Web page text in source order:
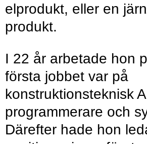
elprodukt, eller en
produkt.
I 22 år arbetade hon
första jobbet var på
konstruktionsteknisk
programmerare och
Därefter hade hon